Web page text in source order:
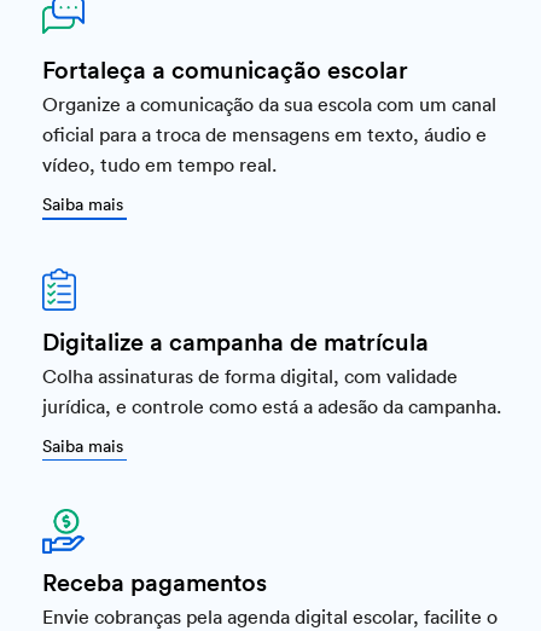
Fortaleça a comunicação escolar
Organize a comunicação da sua escola com um canal
oficial para a troca de mensagens em texto, áudio e
vídeo, tudo em tempo real.
Saiba mais
Digitalize a campanha de matrícula
Colha assinaturas de forma digital, com validade
jurídica, e controle como está a adesão da campanha.
Saiba mais
Receba pagamentos
Envie cobranças pela agenda digital escolar, facilite o